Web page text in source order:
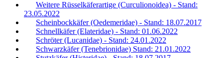
Weitere Rüsselkäferartige (Curculionoidea) - Stand:
23.05.2022
Scheinbockkäfer (Oedemeridae) - Stand: 18.07.2017
Schnellkäfer (Elateridae) - Stand: 01.06.2022
Schröter (Lucanidae) - Stand: 24.01.2022
Schwarzkäfer (Tenebrionidae) Stand: 21.01.2022